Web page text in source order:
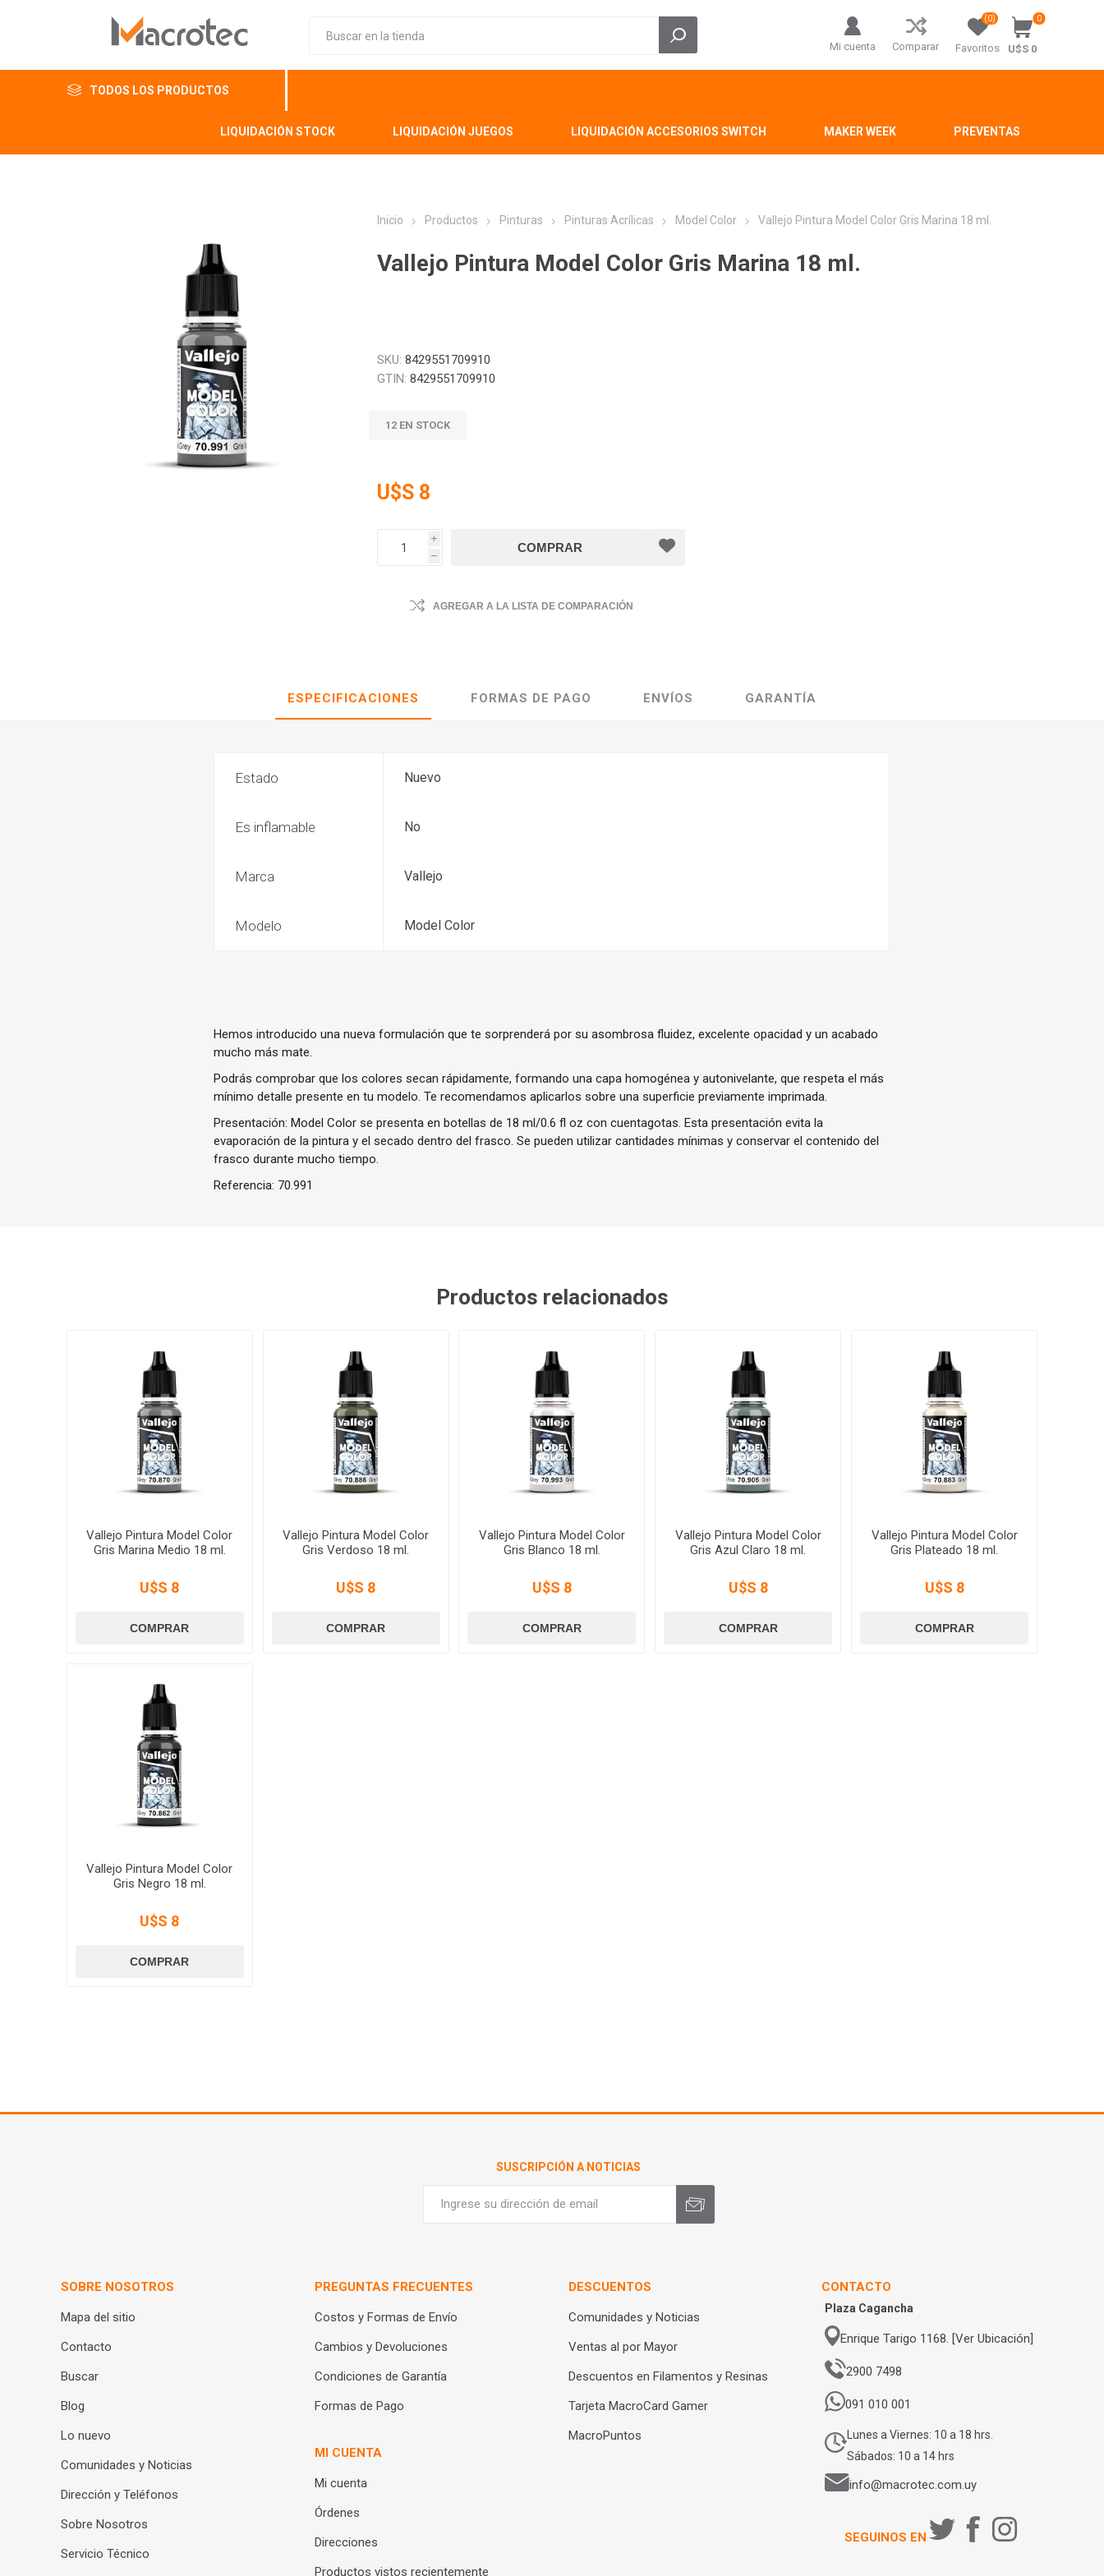
Mi cuenta Comparar Favoritos
(0) 0
U$S 0
TODOS LOS PRODUCTOS
LIQUIDACIÓN STOCK LIQUIDACIÓN JUEGOS LIQUIDACIÓN ACCESORIOS SWITCH MAKER WEEK PREVENTAS
Inicio Productos Pinturas Pinturas Acrílicas Model Color Vallejo Pintura Model Color Gris Marina 18 ml.
Vallejo Pintura Model Color Gris Marina 18 ml.
SKU: 8429551709910
GTIN: 8429551709910
12 EN STOCK
U$S 8
i
h
AGREGAR A LA LISTA DE COMPARACIÓN
ESPECIFICACIONES FORMAS DE PAGO ENVÍOS GARANTÍA
Estado Nuevo
Es inflamable No
Marca Vallejo
Modelo Model Color
Hemos introducido una nueva formulación que te sorprenderá por su asombrosa fluidez, excelente opacidad y un acabado
mucho más mate.
Podrás comprobar que los colores secan rápidamente, formando una capa homogénea y autonivelante, que respeta el más
mínimo detalle presente en tu modelo. Te recomendamos aplicarlos sobre una superficie previamente imprimada.
Presentación: Model Color se presenta en botellas de 18 ml/0.6 fl oz con cuentagotas. Esta presentación evita la
evaporación de la pintura y el secado dentro del frasco. Se pueden utilizar cantidades mínimas y conservar el contenido del
frasco durante mucho tiempo.
Referencia: 70.991
Productos relacionados
Vallejo Pintura Model Color
Gris Marina Medio 18 ml.
U$S 8
Vallejo Pintura Model Color
Gris Verdoso 18 ml.
U$S 8
Vallejo Pintura Model Color
Gris Blanco 18 ml.
U$S 8
Vallejo Pintura Model Color
Gris Azul Claro 18 ml.
U$S 8
Vallejo Pintura Model Color
Gris Plateado 18 ml.
U$S 8
Vallejo Pintura Model Color
Gris Negro 18 ml.
U$S 8
SUSCRIPCIÓN A NOTICIAS
SOBRE NOSOTROS
Mapa del sitio
Contacto
Buscar
Blog
Lo nuevo
Comunidades y Noticias
Dirección y Teléfonos
Sobre Nosotros
Servicio Técnico
PREGUNTAS FRECUENTES
Costos y Formas de Envío
Cambios y Devoluciones
Condiciones de Garantía
Formas de Pago
MI CUENTA
Mi cuenta
Órdenes
Direcciones
Productos vistos recientemente
DESCUENTOS
Comunidades y Noticias
Ventas al por Mayor
Descuentos en Filamentos y Resinas
Tarjeta MacroCard Gamer
MacroPuntos
CONTACTO
Plaza Cagancha
Enrique Tarigo 1168. [Ver Ubicación]
2900 7498
091 010 001
Lunes a Viernes: 10 a 18 hrs.
Sábados: 10 a 14 hrs
info@macrotec.com.uy
SEGUINOS EN